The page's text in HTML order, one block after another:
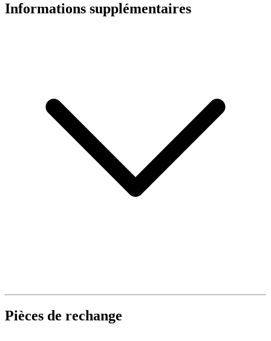
Informations supplémentaires
Pièces de rechange